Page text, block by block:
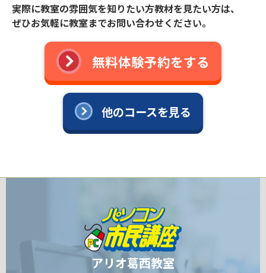
実際に教室の雰囲気を知りたい方教材を見たい方は、
ぜひお気軽に教室までお問い合わせください。
無料体験予約をする
他のコースを見る
アリオ葛西教室